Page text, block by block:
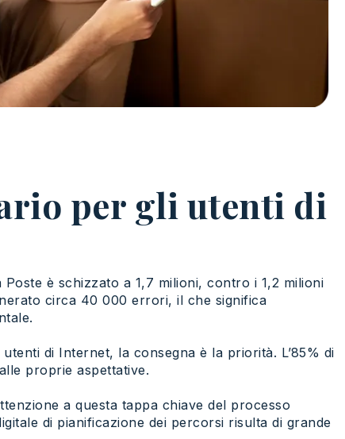
per gli utenti di
è schizzato a 1,7 milioni, contro i 1,2 milioni
circa 40 000 errori, il che significa
di Internet, la consegna è la priorità. L’85% di
proprie aspettative.
a questa tappa chiave del processo
di pianificazione dei percorsi risulta di grande